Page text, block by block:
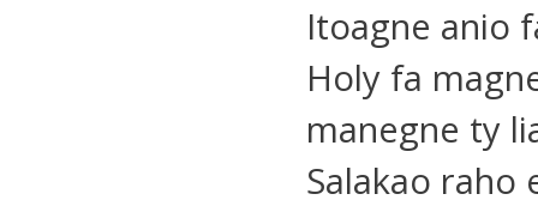
Itoagne anio
Holy fa
manegne ty
Salakao raho